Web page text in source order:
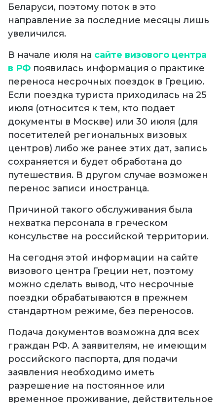
Беларуси, поэтому поток в это
направление за последние месяцы лишь
увеличился.
В начале июля на сайте визового центра
в РФ появилась информация о практике
переноса несрочных поездок в Грецию.
Если поездка туриста приходилась на 25
июля (относится к тем, кто подает
документы в Москве) или 30 июля (для
посетителей региональных визовых
центров) либо же ранее этих дат, запись
сохраняется и будет обработана до
путешествия. В другом случае возможен
перенос записи иностранца.
Причиной такого обслуживания была
нехватка персонала в греческом
консульстве на российской территории.
На сегодня этой информации на сайте
визового центра Греции нет, поэтому
можно сделать вывод, что несрочные
поездки обрабатываются в прежнем
стандартном режиме, без переносов.
Подача документов возможна для всех
граждан РФ. А заявителям, не имеющим
российского паспорта, для подачи
заявления необходимо иметь
разрешение на постоянное или
временное проживание, действительное